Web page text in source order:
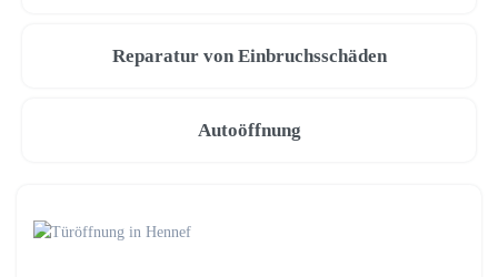
Reparatur von Einbruchsschäden
Autoöffnung